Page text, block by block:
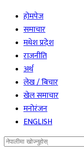
होमपेज
समाचार
मधेश प्रदेश
राजनीति
अर्थ
लेख / बिचार
खेल समाचार
मनोरंजन
ENGLISH